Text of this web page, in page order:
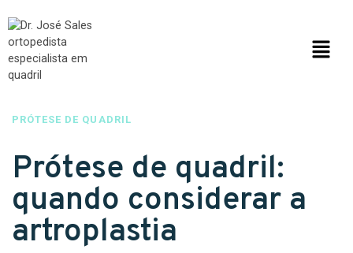
PRÓTESE DE QUADRIL
Prótese de quadril:
quando considerar a
artroplastia